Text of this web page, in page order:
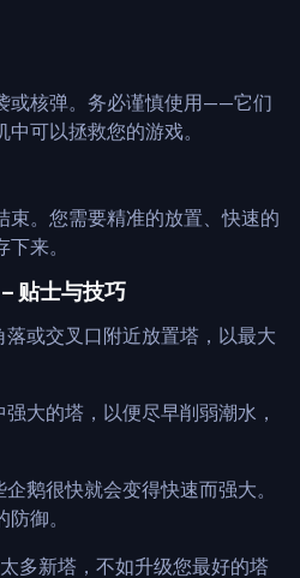
或核弹。务必谨慎使用——它们
可以拯救您的游戏。
束。您需要精准的放置、快速的
来。
贴士与技巧
或交叉口附近放置塔，以最大
大的塔，以便尽早削弱潮水，
鹅很快就会变得快速而强大。
御。
多新塔，不如升级您最好的塔